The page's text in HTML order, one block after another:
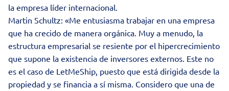
la empresa líder internacional.
Martin Schultz: «Me entusiasma trabajar en una empresa
que ha crecido de manera orgánica. Muy a menudo, la
estructura empresarial se resiente por el hipercrecimiento
que supone la existencia de inversores externos. Este no
es el caso de LetMeShip, puesto que está dirigida desde la
propiedad y se financia a sí misma. Considero que una de